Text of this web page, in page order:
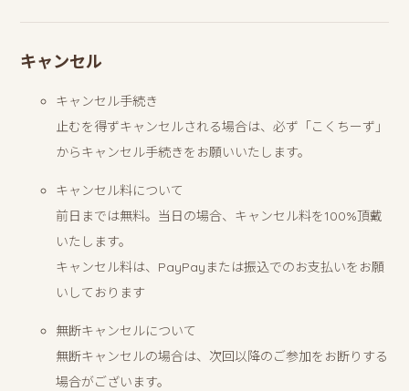
キャンセル
キャンセル手続き
止むを得ずキャンセルされる場合は、必ず「こくちーず」
からキャンセル手続きをお願いいたします。
キャンセル料について
前日までは無料。当日の場合、キャンセル料を100%頂戴
いたします。
キャンセル料は、PayPayまたは振込でのお支払いをお願
いしております
無断キャンセルについて
無断キャンセルの場合は、次回以降のご参加をお断りする
場合がございます。